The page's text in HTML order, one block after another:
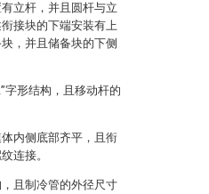
立杆，并且圆杆与立
接块的下端安装有上
，并且储备块的下侧
字形结构，且移动杆的
内侧底部齐平，且衔
连接。
且制冷管的外径尺寸